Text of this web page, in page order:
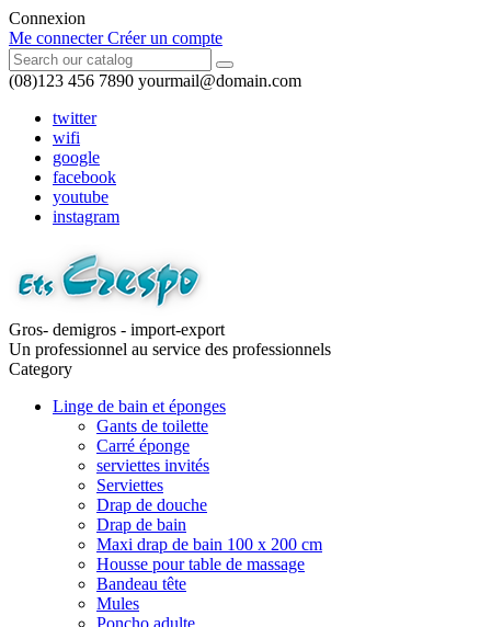
Connexion
Me connecter Créer un compte
(08)123 456 7890 yourmail@domain.com
twitter
wifi
google
facebook
youtube
instagram
Gros- demigros - import-export
Un professionnel au service des professionnels
Category
Linge de bain et éponges
Gants de toilette
Carré éponge
serviettes invités
Serviettes
Drap de douche
Drap de bain
Maxi drap de bain 100 x 200 cm
Housse pour table de massage
Bandeau tête
Mules
Poncho adulte